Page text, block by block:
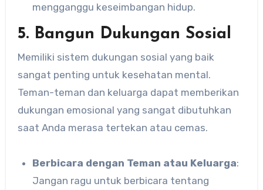
mengganggu keseimbangan hidup.
5. Bangun Dukungan Sosial
Memiliki sistem dukungan sosial yang baik
sangat penting untuk kesehatan mental.
Teman-teman dan keluarga dapat memberikan
dukungan emosional yang sangat dibutuhkan
saat Anda merasa tertekan atau cemas.
Berbicara dengan Teman atau Keluarga:
Jangan ragu untuk berbicara tentang